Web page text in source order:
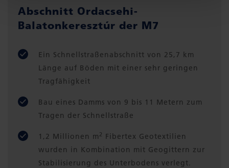
Abschnitt Ordacsehi-
Balatonkeresztúr der M7
Ein Schnellstraßenabschnitt von 25,7 km
Länge auf Böden mit einer sehr geringen
Tragfähigkeit
Bau eines Damms von 9 bis 11 Metern zum
Tragen der Schnellstraße
1,2 Millionen m 2 Fibertex Geotextilien
wurden in Kombination mit Geogittern zur
Stabilisierung des Unterbodens verlegt.